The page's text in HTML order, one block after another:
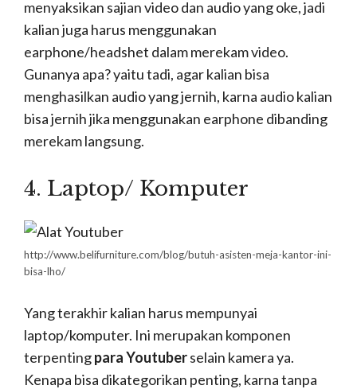
Pemula
Untuk kalian yang bingung dengan
banyaknyaaplikasi edit video menggunakan
PCdi Google. Kalian bisa menggunakan 2
rekomendasiaplikasi edit video Youtuber
pemuladi bawah ini yang penggunaanya sangat
1. Adobe Premiere Pro (Full
Version)
https://larryjordan.com/store/229-adobe-premiere-pro-cc-the-
lumetri-color-panel/
Bagi anak multmedia, pasti tidak asing dengan